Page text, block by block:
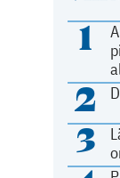
1
2
3